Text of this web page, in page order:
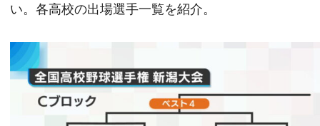
い。各高校の出場選手一覧を紹介。